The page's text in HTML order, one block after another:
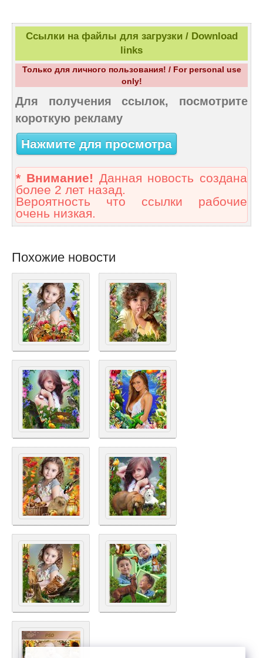
Ссылки на файлы для загрузки / Download
links
Только для личного пользования! / For personal use
only!
Для получения ссылок, посмотрите
короткую рекламу
Нажмите для просмотра
* Внимание! Данная новость создана
более 2 лет назад.
Вероятность что ссылки рабочие
очень низкая.
Похожие новости